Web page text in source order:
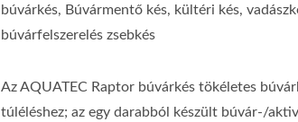
búvárkés, Búvármentő kés, kültéri kés,
búvárfelszerelés zsebkés
Az AQUATEC Raptor búvárkés tökéletes
túléléshez; az egy darabból készült búvár-/